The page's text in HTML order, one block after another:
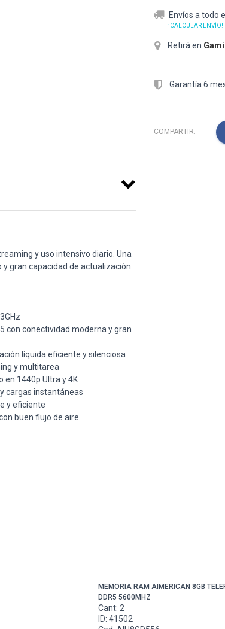
Envíos a todo
¡CALCULAR ENVÍO!
Retirá en
Garantía 6
COMPARTIR:
y uso intensivo diario. Una
gran capacidad de actualización.
con conectividad moderna y gran
líquida eficiente y silenciosa
y multitarea
en 1440p Ultra y 4K
cargas instantáneas
y eficiente
buen flujo de aire
MEMORIA RAM AIMERICAN 8GB
DDR5 5600MHZ
Cant: 2
ID: 41502